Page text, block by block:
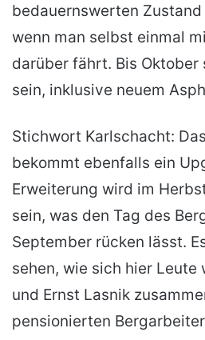
bedauernswerten
wenn man selbst einmal
darüber fährt. Bis
sein, inklusive neuem
Stichwort Karlschacht:
bekommt ebenfalls ein
Erweiterung wird im
sein, was den Tag des
September rücken lässt.
sehen, wie sich hier Leute
und Ernst Lasnik
pensionierten